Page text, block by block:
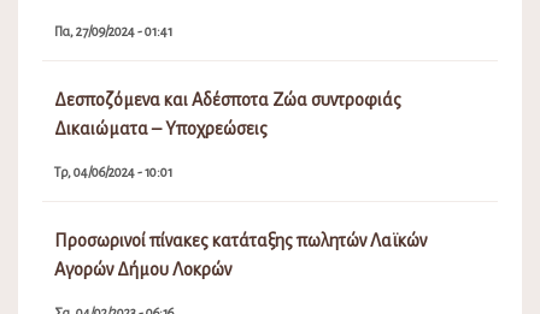
Πα, 27/09/2024 - 01:41
Δεσποζόμενα και Αδέσποτα Ζώα συντροφιάς
Δικαιώματα – Υποχρεώσεις
Τρ, 04/06/2024 - 10:01
Προσωρινοί πίνακες κατάταξης πωλητών Λαϊκών
Αγορών Δήμου Λοκρών